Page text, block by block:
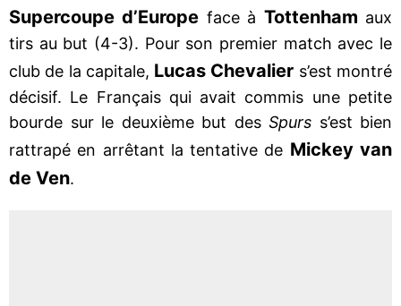
Supercoupe d’Europe face à Tottenham aux
tirs au but (4-3). Pour son premier match avec le
club de la capitale, Lucas Chevalier s’est montré
décisif. Le Français qui avait commis une petite
bourde sur le deuxième but des Spurs s’est bien
rattrapé en arrêtant la tentative de Mickey van
de Ven.